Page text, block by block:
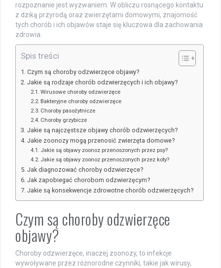
rozpoznanie jest wyzwaniem. W obliczu rosnącego kontaktu
z dziką przyrodą oraz zwierzętami domowymi, znajomość
tych chorób i ich objawów staje się kluczowa dla zachowania
zdrowia.
Spis treści
Czym są choroby odzwierzęce objawy?
Jakie są rodzaje chorób odzwierzęcych i ich objawy?
Wirusowe choroby odzwierzęce
Bakteryjne choroby odzwierzęce
Choroby pasożytnicze
Choroby grzybicze
Jakie są najczęstsze objawy chorób odzwierzęcych?
Jakie zoonozy mogą przenosić zwierzęta domowe?
Jakie są objawy zoonoz przenoszonych przez psy?
Jakie są objawy zoonoz przenoszonych przez koty?
Jak diagnozować choroby odzwierzęce?
Jak zapobiegać chorobom odzwierzęcym?
Jakie są konsekwencje zdrowotne chorób odzwierzęcych?
Czym są choroby odzwierzęce
objawy?
Choroby odzwierzęce, inaczej zoonozy, to infekcje
wywoływane przez różnorodne czynniki, takie jak wirusy,